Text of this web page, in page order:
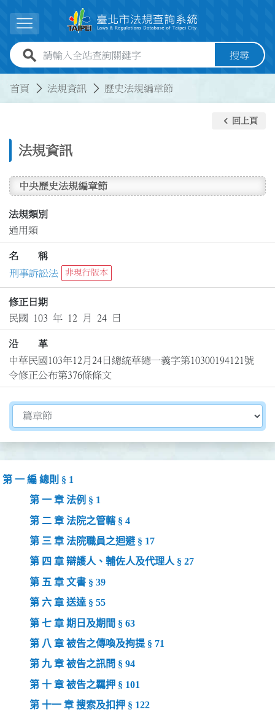
展開選單
全站查詢關鍵字欄位 搜尋
首頁 法規資訊 歷史法規編章節
法規資訊
keyboard_arrow_left 回上頁
中央歷史法規編章節
法規類別
通用類
名 稱
刑事訴訟法
非現行版本
修正日期
民國 103 年 12 月 24 日
沿 革
中華民國103年12月24日總統華總一義字第10300194121號
令修正公布第376條條文
切換選擇法規資訊內容
第 一 編 總則 § 1
第 一 章 法例 § 1
第 二 章 法院之管轄 § 4
第 三 章 法院職員之迴避 § 17
第 四 章 辯護人、輔佐人及代理人 § 27
第 五 章 文書 § 39
第 六 章 送達 § 55
第 七 章 期日及期間 § 63
第 八 章 被告之傳喚及拘提 § 71
第 九 章 被告之訊問 § 94
第 十 章 被告之羈押 § 101
第 十一 章 搜索及扣押 § 122